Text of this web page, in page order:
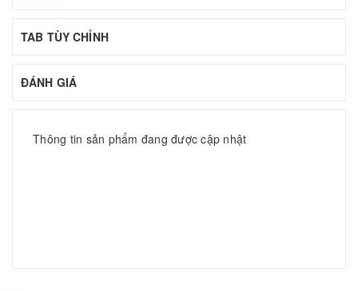
TAB TÙY CHỈNH
ĐÁNH GIÁ
Thông tin sản phẩm đang được cập nhật